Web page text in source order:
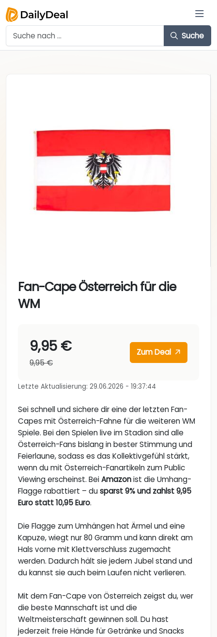
Suche
Fan-Cape Österreich für die
WM
9,95 €
9,95 €
Zum Deal
Letzte Aktualisierung: 29.06.2026 - 19:37:44
Sei schnell und sichere dir eine der letzten Fan-
Capes mit Österreich-Fahne für die weiteren WM
Spiele. Bei den Spielen live im Stadion sind alle
Österreich-Fans bislang in bester Stimmung und
Feierlaune, sodass es das Kollektivgefühl stärkt,
wenn du mit Österreich-Fanartikeln zum Public
Viewing erscheinst. BeiAmazonist die Umhang-
Flagge rabattiert – dusparst 9% und zahlst 9,95
Euro statt 10,95 Euro.
Die Flagge zum Umhängen hat Ärmel und eine
Kapuze, wiegt nur 80 Gramm und kann direkt am
Hals vorne mit Klettverschluss zugemacht
werden. Dadurch hält sie jedem Jubel stand und
du kannst sie auch beim Laufen nicht verlieren.
Mit dem Fan-Cape von Österreich zeigst du, wer
die beste Mannschaft ist und die
Weltmeisterschaft gewinnen soll. Du hast
jederzeit freie Hände für Getränke und Snacks